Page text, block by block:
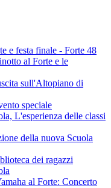
e festa finale - Forte 48
al Forte e le
sull'Altopiano di
speciale
L'esperienza delle classi
della nuova Scuola
dei ragazzi
al Forte: Concerto